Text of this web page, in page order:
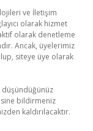
ve İletişim
olarak hizmet
olarak denetleme
Ancak, üyelerimiz
siteye üye olarak
düşündüğünüz
bildirmeniz
kaldırılacaktır.